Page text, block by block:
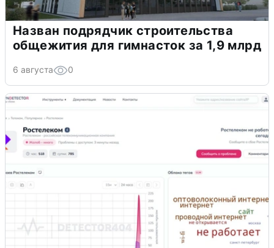
Назван подрядчик строительства
общежития для гимнасток за 1,9 млрд
6 августа 0